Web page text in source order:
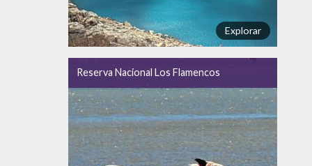
Explorar
Reserva Nacional Los Flamencos